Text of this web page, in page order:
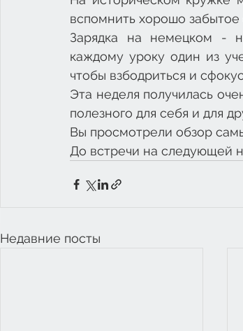
вспомнить хорошо забытое
Зарядка на немецком -
каждому уроку один из
чтобы взбодриться и
Эта неделя получилась
полезного для себя и для
Вы просмотрели обзор
До встречи на следующей
Недавние посты